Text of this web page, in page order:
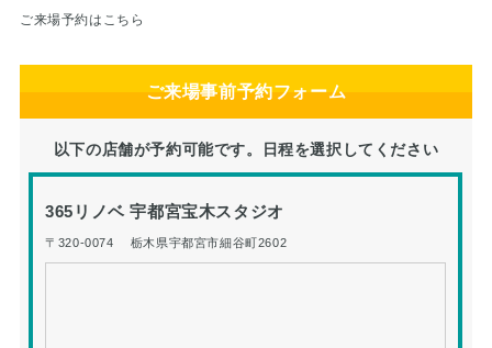
ご来場予約はこちら
ご来場事前予約フォーム
以下の店舗が予約可能です。日程を選択してください
365リノベ 宇都宮宝木スタジオ
〒320-0074 栃木県宇都宮市細谷町2602